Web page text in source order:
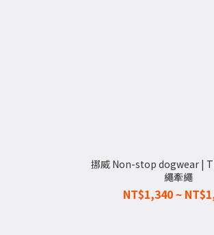
挪威 Non-stop dogwear |
繩牽繩
NT$1,340 ~